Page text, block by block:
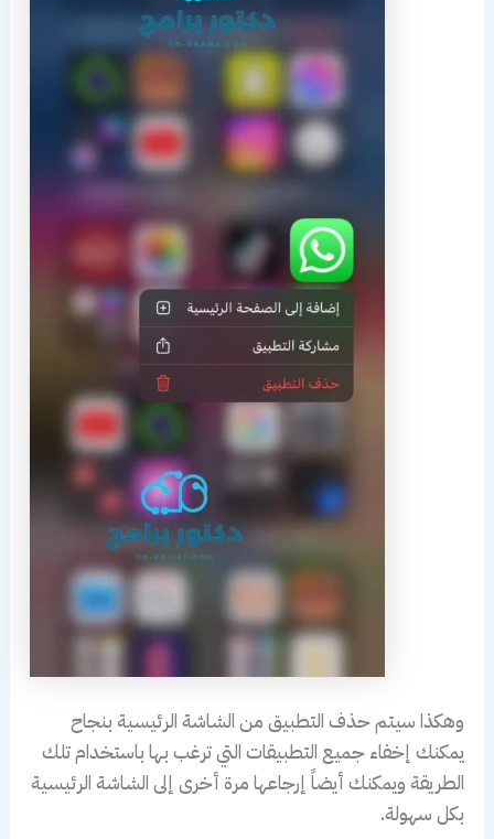
وهكذا سيتم حذف التطبيق من الشاشة الرئيسية بنجاح
يمكنك إخفاء جميع التطبيقات التي ترغب بها باستخدام تلك
الطريقة ويمكنك أيضاً إرجاعها مرة أخرى إلى الشاشة الرئيسية
بكل سهولة.